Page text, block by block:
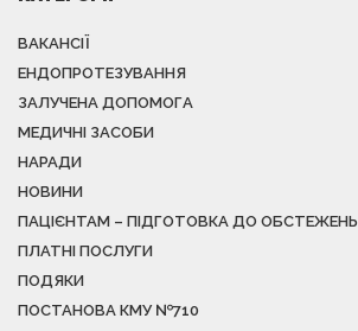
ВАКАНСІЇ
ЕНДОПРОТЕЗУВАННЯ
ЗАЛУЧЕНА ДОПОМОГА
МЕДИЧНІ ЗАСОБИ
НАРАДИ
НОВИНИ
ПАЦІЄНТАМ – ПІДГОТОВКА ДО ОБСТЕЖЕНЬ
ПЛАТНІ ПОСЛУГИ
ПОДЯКИ
ПОСТАНОВА КМУ №710